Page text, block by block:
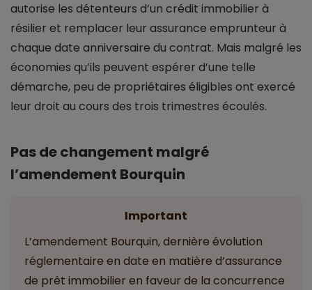
autorise les détenteurs d’un crédit immobilier à
résilier et remplacer leur assurance emprunteur à
chaque date anniversaire du contrat. Mais malgré les
économies qu’ils peuvent espérer d’une telle
démarche, peu de propriétaires éligibles ont exercé
leur droit au cours des trois trimestres écoulés.
Pas de changement malgré
l’amendement Bourquin
Important
L’amendement Bourquin, dernière évolution
réglementaire en date en matière d’assurance
de prêt immobilier en faveur de la concurrence